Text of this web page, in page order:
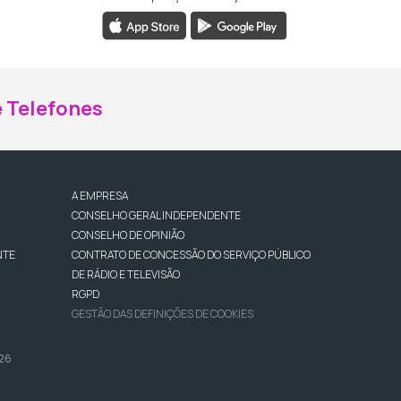
da RTP Madeira
da RTP Madeira
Telefones
A EMPRESA
CONSELHO GERAL INDEPENDENTE
CONSELHO DE OPINIÃO
CONTRATO DE CONCESSÃO DO SERVIÇO PÚBLICO
DE RÁDIO E TELEVISÃO
RGPD
GESTÃO DAS DEFINIÇÕES DE COOKIES